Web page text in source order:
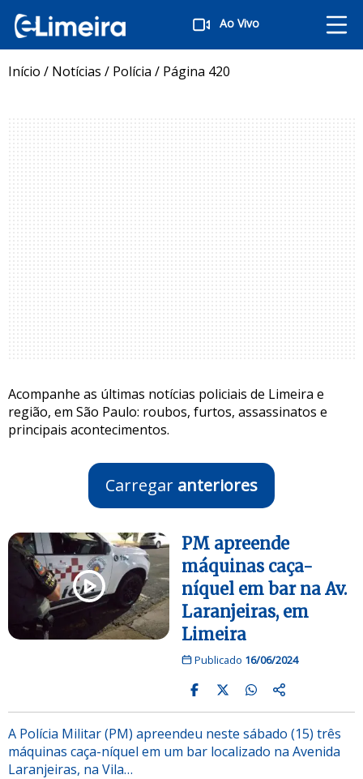
Ao Vivo
Início / Notícias / Polícia / Página 420
Acompanhe as últimas notícias policiais de Limeira e
região, em São Paulo: roubos, furtos, assassinatos e
principais acontecimentos.
Carregar anteriores
PM apreende
máquinas caça-
níquel em bar na Av.
Laranjeiras, em
Limeira
Publicado 16/06/2024
A Polícia Militar (PM) apreendeu neste sábado (15) três
máquinas caça-níquel em um bar localizado na Avenida
Laranjeiras, na Vila…